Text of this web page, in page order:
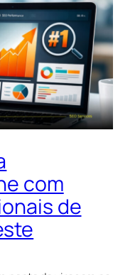
com
de